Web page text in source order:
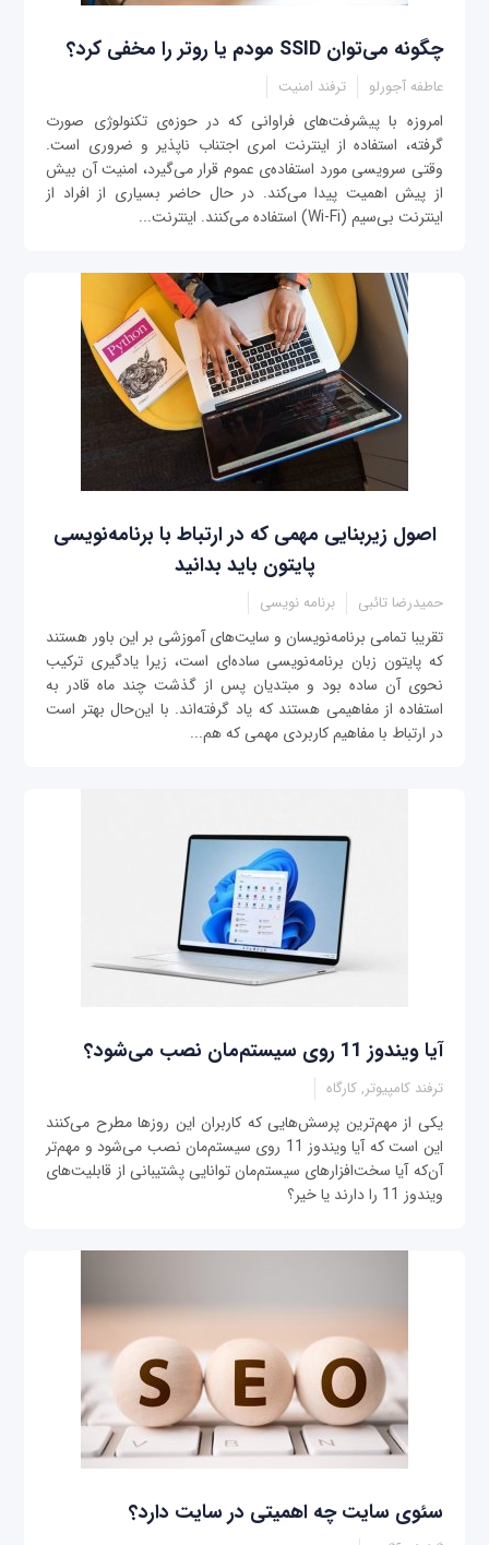
چگونه می‌توان SSID مودم یا روتر را مخفی کرد؟
عاطفه آجورلو ترفند امنیت
امروزه با پیشرفت‌های فراوانی که در حوزه‌ی تکنولوژی صورت
گرفته، استفاده از اینترنت امری اجتناب ناپذیر و ضروری است.
وقتی سرویسی مورد استفاده‌ی عموم قرار می‌گیرد، امنیت آن بیش
از پیش اهمیت پیدا می‌کند. در حال حاضر بسیاری از افراد از
اینترنت بی‌سیم (Wi-Fi) استفاده می‌کنند. اینترنت...
اصول زیربنایی مهمی که در ارتباط با برنامه‌نویسی
پایتون باید بدانید
حمیدرضا تائبی برنامه نویسی
تقریبا تمامی برنامه‌نویسان و سایت‌های آموزشی بر این باور هستند
که پایتون زبان برنامه‌نویسی ساده‌ای است، زیرا یادگیری ترکیب
نحوی آن ساده بود و مبتدیان پس از گذشت چند ماه قادر به
استفاده از مفاهیمی هستند که یاد گرفته‌اند. با این‌حال بهتر است
در ارتباط با مفاهیم کاربردی مهمی که هم‌...
آیا ویندوز 11 روی سیستم‌مان نصب می‌شود؟
ترفند کامپیوتر, کارگاه
یکی از مهم‌ترین پرسش‌هایی که کاربران این روزها مطرح می‌کنند
این است که آیا ویندوز 11 روی سیستم‌مان نصب می‌شود و مهم‌تر
آن‌که آیا سخت‌افزارهای سیستم‌مان توانایی پشتیبانی از قابلیت‌های
ویندوز 11 را دارند یا خیر؟
سئوی سایت چه اهمیتی در سایت دارد؟